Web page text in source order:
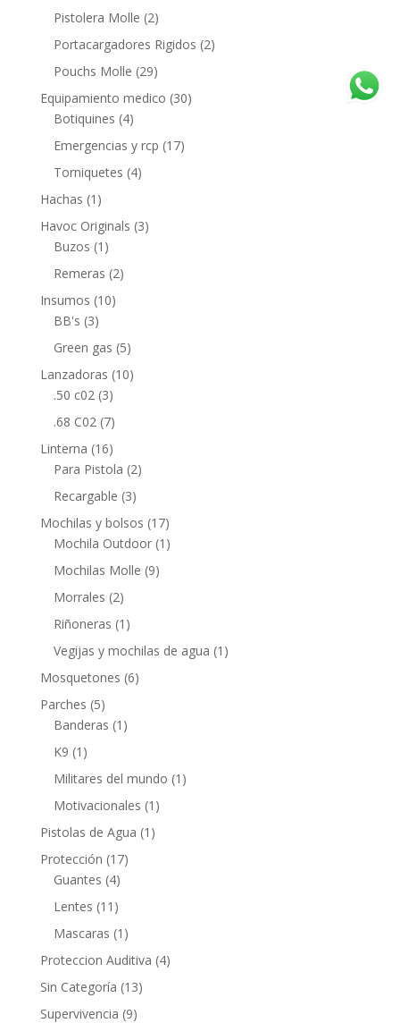
Pistolera Molle (2)
Portacargadores Rigidos (2)
Pouchs Molle (29)
Equipamiento medico (30)
Botiquines (4)
Emergencias y rcp (17)
Torniquetes (4)
Hachas (1)
Havoc Originals (3)
Buzos (1)
Remeras (2)
Insumos (10)
BB's (3)
Green gas (5)
Lanzadoras (10)
.50 c02 (3)
.68 C02 (7)
Linterna (16)
Para Pistola (2)
Recargable (3)
Mochilas y bolsos (17)
Mochila Outdoor (1)
Mochilas Molle (9)
Morrales (2)
Riñoneras (1)
Vegijas y mochilas de agua (1)
Mosquetones (6)
Parches (5)
Banderas (1)
K9 (1)
Militares del mundo (1)
Motivacionales (1)
Pistolas de Agua (1)
Protección (17)
Guantes (4)
Lentes (11)
Mascaras (1)
Proteccion Auditiva (4)
Sin Categoría (13)
Supervivencia (9)